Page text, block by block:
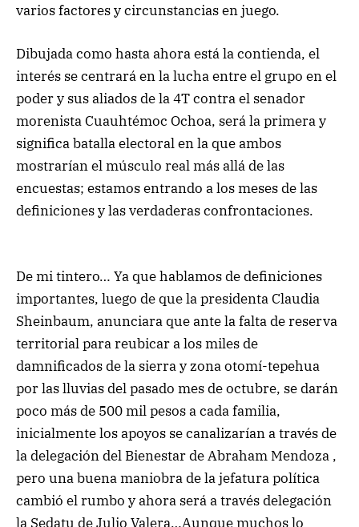
varios factores y circunstancias en juego.
Dibujada como hasta ahora está la contienda, el
interés se centrará en la lucha entre el grupo en el
poder y sus aliados de la 4T contra el senador
morenista Cuauhtémoc Ochoa, será la primera y
significa batalla electoral en la que ambos
mostrarían el músculo real más allá de las
encuestas; estamos entrando a los meses de las
definiciones y las verdaderas confrontaciones.
De mi tintero… Ya que hablamos de definiciones
importantes, luego de que la presidenta Claudia
Sheinbaum, anunciara que ante la falta de reserva
territorial para reubicar a los miles de
damnificados de la sierra y zona otomí-tepehua
por las lluvias del pasado mes de octubre, se darán
poco más de 500 mil pesos a cada familia,
inicialmente los apoyos se canalizarían a través de
la delegación del Bienestar de Abraham Mendoza ,
pero una buena maniobra de la jefatura política
cambió el rumbo y ahora será a través delegación
la Sedatu de Julio Valera…Aunque muchos lo